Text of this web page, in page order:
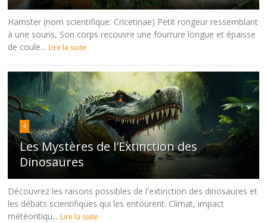
Hamster (nom scientifique: Cricetinae) Petit rongeur ressemblant
à une souris, Son corps recouvre une fourrure longue et épaisse
de coule... Lire la suite
4
Les Mystères de l'Extinction des
Dinosaures
Découvrez les raisons possibles de l'extinction des dinosaures et
les débats scientifiques qui les entourent. Climat, impact
météoritiqu... Lire la suite